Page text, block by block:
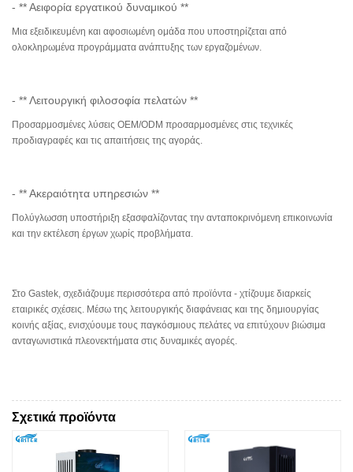
- ** Αειφορία εργατικού δυναμικού **
Μια εξειδικευμένη και αφοσιωμένη ομάδα που υποστηρίζεται από
ολοκληρωμένα προγράμματα ανάπτυξης των εργαζομένων.
- ** Λειτουργική φιλοσοφία πελατών **
Προσαρμοσμένες λύσεις OEM/ODM προσαρμοσμένες στις τεχνικές
προδιαγραφές και τις απαιτήσεις της αγοράς.
- ** Ακεραιότητα υπηρεσιών **
Πολύγλωσση υποστήριξη εξασφαλίζοντας την ανταποκρινόμενη επικοινωνία
και την εκτέλεση έργων χωρίς προβλήματα.
Στο Gastek, σχεδιάζουμε περισσότερα από προϊόντα - χτίζουμε διαρκείς
εταιρικές σχέσεις. Μέσω της λειτουργικής διαφάνειας και της δημιουργίας
κοινής αξίας, ενισχύουμε τους παγκόσμιους πελάτες να επιτύχουν βιώσιμα
ανταγωνιστικά πλεονεκτήματα στις δυναμικές αγορές.
Σχετικά προϊόντα